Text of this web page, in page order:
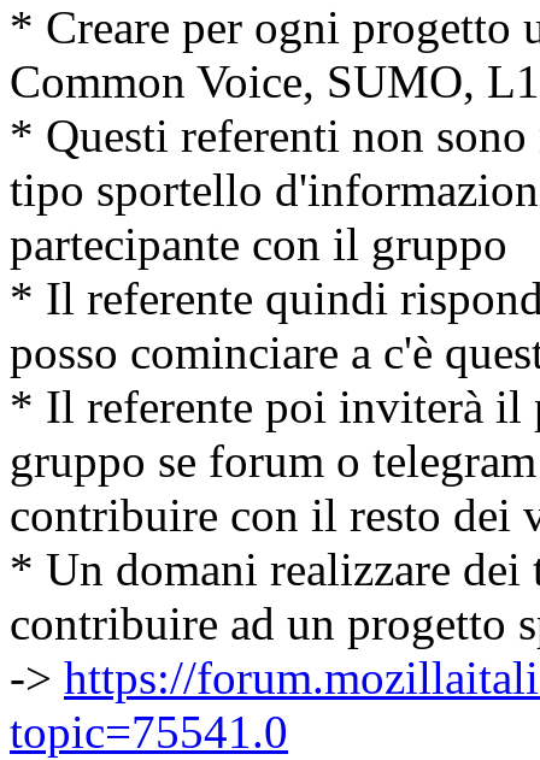
* Creare per ogni progetto
Common Voice, SUMO,
* Questi referenti non
tipo sportello
partecipante con il gruppo
* Il referente quindi
posso cominciare a c'è
* Il referente poi inviterà il
gruppo se forum o
contribuire con il resto dei
* Un domani realizzare
contribuire ad un progetto
-> https://
topic=75541.0